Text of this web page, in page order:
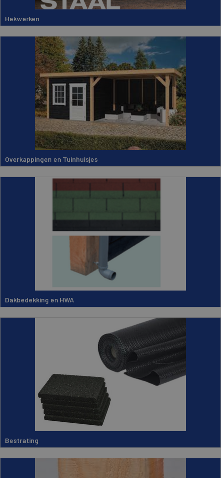
Hekwerken
Overkappingen en Tuinhuisjes
Dakbedekking en HWA
Bestrating